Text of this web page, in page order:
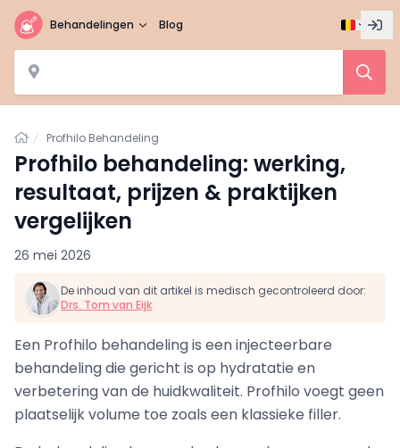
Behandelingen Blog
HomeProfhilo Behandeling
Profhilo behandeling: werking,
resultaat, prijzen & praktijken
vergelijken
26 mei 2026
De inhoud van dit artikel is medisch gecontroleerd door:
Drs. Tom van Eijk
Een Profhilo behandeling is een injecteerbare
behandeling die gericht is op hydratatie en
verbetering van de huidkwaliteit. Profhilo voegt geen
plaatselijk volume toe zoals een klassieke filler.